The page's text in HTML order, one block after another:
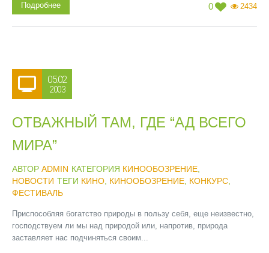
0 2434
Подробнее
05.02
2003
ОТВАЖНЫЙ ТАМ, ГДЕ “АД ВСЕГО
МИРА”
АВТОР ADMIN КАТЕГОРИЯ КИНООБОЗРЕНИЕ
НОВОСТИ ТЕГИ КИНО КИНООБОЗРЕНИЕ КОНКУРС
ФЕСТИВАЛЬ
Приспособляя богатство природы в пользу себя, еще неизвестно,
господствуем ли мы над природой или, напротив, природа
заставляет нас подчиняться своим...